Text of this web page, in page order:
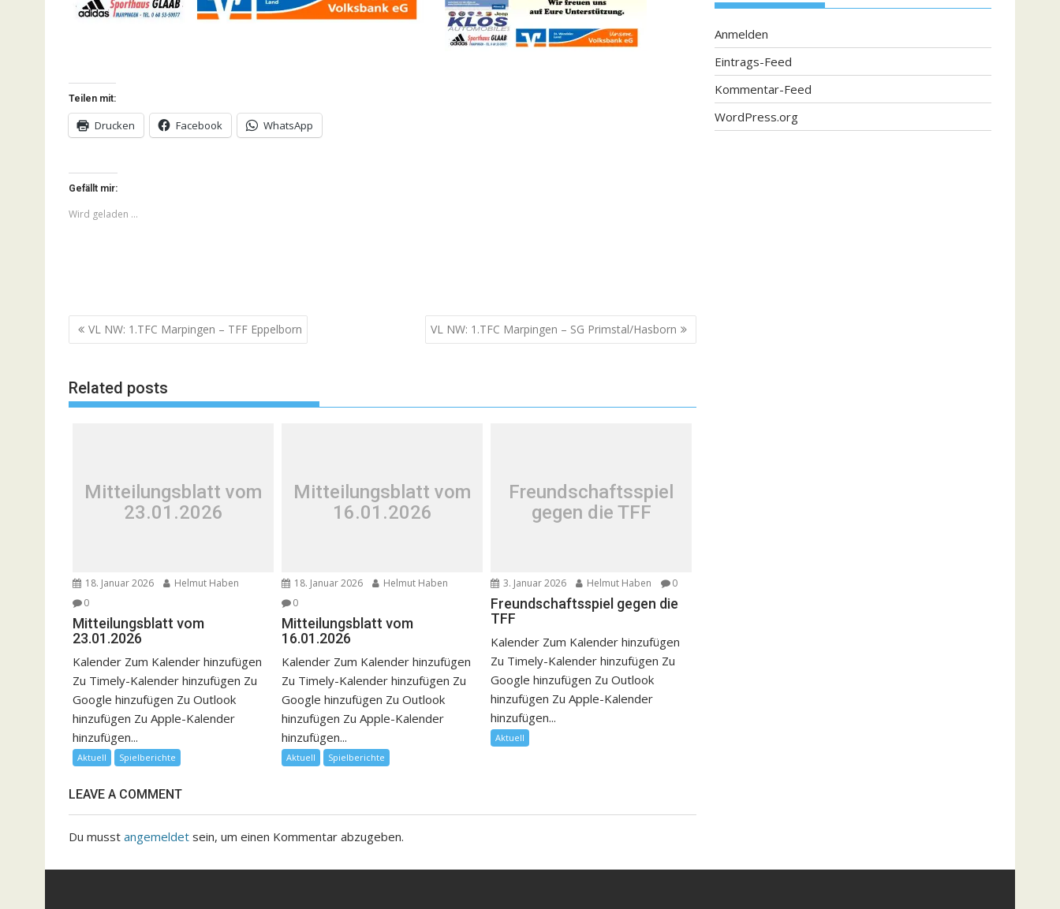
Teilen mit:
Drucken Facebook WhatsApp
Gefällt mir:
Wird geladen …
Beitragsnavigation
VL NW: 1.TFC Marpingen – TFF Eppelborn VL NW: 1.TFC Marpingen – SG Primstal/Hasborn
Related posts
Mitteilungsblatt vom
23.01.2026
18. Januar 2026
Helmut Haben
0
Mitteilungsblatt vom
23.01.2026
Kalender Zum Kalender hinzufügen
Zu Timely-Kalender hinzufügen Zu
Google hinzufügen Zu Outlook
hinzufügen Zu Apple-Kalender
hinzufügen...
Aktuell Spielberichte
Mitteilungsblatt vom
16.01.2026
18. Januar 2026
Helmut Haben
0
Mitteilungsblatt vom
16.01.2026
Kalender Zum Kalender hinzufügen
Zu Timely-Kalender hinzufügen Zu
Google hinzufügen Zu Outlook
hinzufügen Zu Apple-Kalender
hinzufügen...
Aktuell Spielberichte
Freundschaftsspiel
gegen die TFF
3. Januar 2026 Helmut Haben 0
Freundschaftsspiel gegen die
TFF
Kalender Zum Kalender hinzufügen
Zu Timely-Kalender hinzufügen Zu
Google hinzufügen Zu Outlook
hinzufügen Zu Apple-Kalender
hinzufügen...
Aktuell
LEAVE A COMMENT
Du musst angemeldet sein, um einen Kommentar abzugeben.
Anmelden
Eintrags-Feed
Kommentar-Feed
WordPress.org